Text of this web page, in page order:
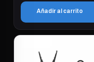
Añadir al carrito